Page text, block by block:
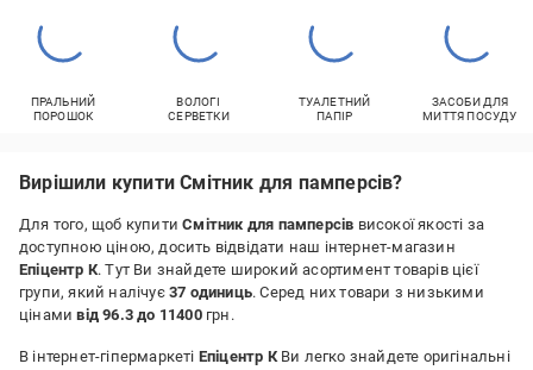
ПРАЛЬНИЙ
ПОРОШОК
ВОЛОГІ
СЕРВЕТКИ
ТУАЛЕТНИЙ
ПАПІР
ЗАСОБИ ДЛЯ
МИТТЯ ПОСУДУ
Вирішили купити Смітник для памперсів?
Для того, щоб купитиСмітник для памперсів високої якості за
доступною ціною, досить відвідати наш інтернет-магазин
Епіцентр К. Тут Ви знайдете широкий асортимент товарів цієї
групи, який налічує 37 одиниць. Серед них товари з низькими
цінамивід 96.3 до 11400грн.
В інтернет-гіпермаркеті Епіцентр КВи легко знайдете оригінальні